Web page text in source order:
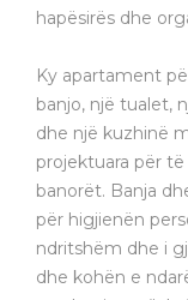
hapësirës dhe
Ky apartament
banjo, një tualet,
dhe një kuzhinë
projektuara për
banorët. Banja
për higjienën
ndritshëm dhe i
dhe kohën e